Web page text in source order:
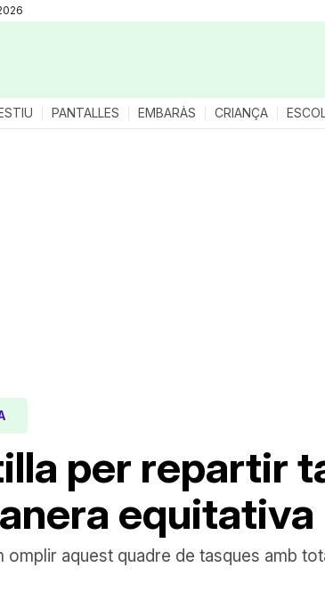
PANTALLES EMBARÀS CRIANÇA
per repartir
equitativa
omplir aquest quadre de tasques amb